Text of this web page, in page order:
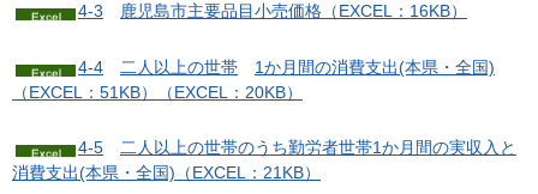
4-3 鹿児島市主要品目小売価格（EXCEL：16KB）
4-4 二 人以上の世帯
1か月間の消費支出(本県・全国)
（EXCEL：51KB）
（EXCEL：20KB）
4-5 二 人以上の世帯のうち勤労者世帯1か月間の実収入と
消費支出(本県・全国)（EXCEL：21KB）